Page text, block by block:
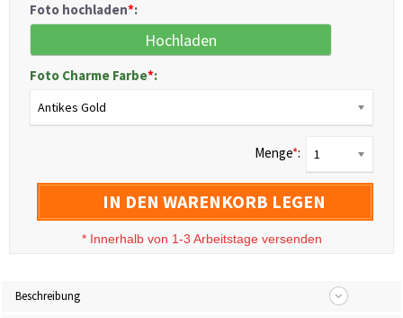
Foto hochladen*:
Hochladen
Foto Charme Farbe*:
Antikes Gold
Menge*: 1
IN DEN WARENKORB LEGEN
* Innerhalb von 1-3 Arbeitstage versenden
Beschreibung